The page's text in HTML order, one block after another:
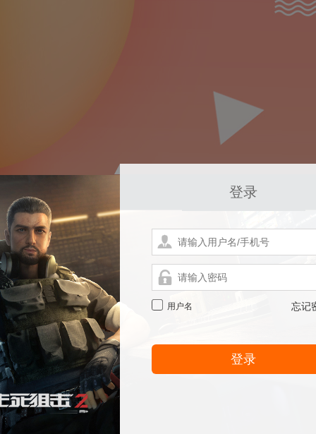
登录
用户名 忘记
登录